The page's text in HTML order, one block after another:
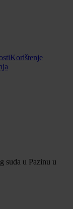
Korištenje
suda u Pazinu u